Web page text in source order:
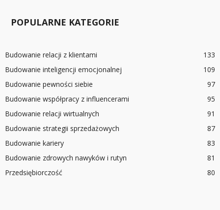
POPULARNE KATEGORIE
Budowanie relacji z klientami
133
Budowanie inteligencji emocjonalnej
109
Budowanie pewności siebie
97
Budowanie współpracy z influencerami
95
Budowanie relacji wirtualnych
91
Budowanie strategii sprzedażowych
87
Budowanie kariery
83
Budowanie zdrowych nawyków i rutyn
81
Przedsiębiorczość
80